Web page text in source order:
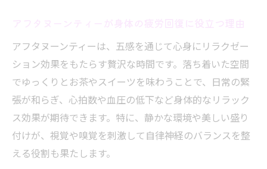
アフタヌーンティーは、五感を通じて心身にリラクゼー
ション効果をもたらす贅沢な時間です。落ち着いた空間
でゆっくりとお茶やスイーツを味わうことで、日常の緊
張が和らぎ、心拍数や血圧の低下など身体的なリラック
ス効果が期待できます。特に、静かな環境や美しい盛り
付けが、視覚や嗅覚を刺激して自律神経のバランスを整
える役割も果たします。